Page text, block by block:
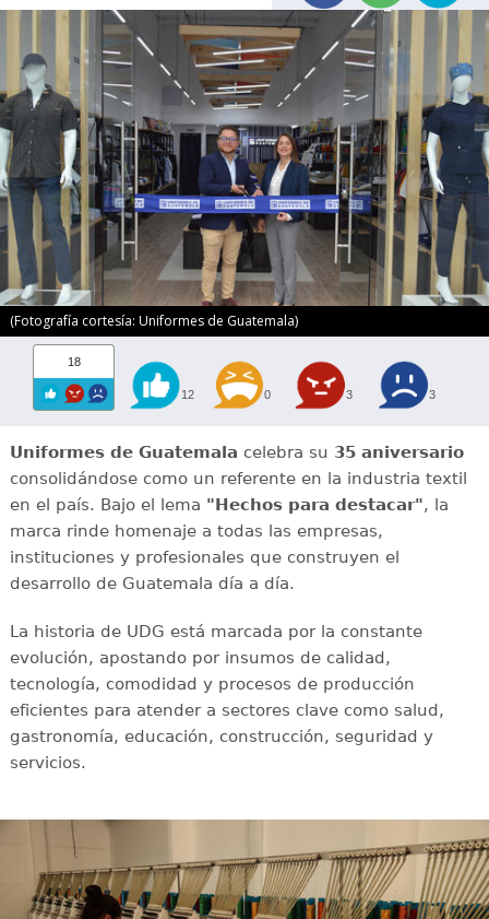
(Fotografía cortesía: Uniformes de Guatemala)
18
12 0 3 3
Uniformes de Guatemala celebra su 35 aniversario
consolidándose como un referente en la industria textil
en el país. Bajo el lema "Hechos para destacar", la
marca rinde homenaje a todas las empresas,
instituciones y profesionales que construyen el
desarrollo de Guatemala día a día.
La historia de UDG está marcada por la constante
evolución, apostando por insumos de calidad,
tecnología, comodidad y procesos de producción
eficientes para atender a sectores clave como salud,
gastronomía, educación, construcción, seguridad y
servicios.